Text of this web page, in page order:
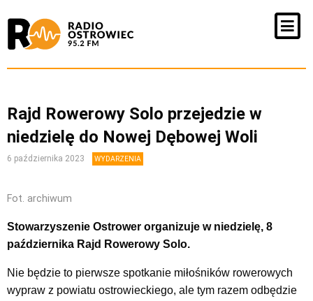
Rajd Rowerowy Solo przejedzie w
niedzielę do Nowej Dębowej Woli
6 października 2023 WYDARZENIA
Fot. archiwum
Stowarzyszenie Ostrower organizuje w niedzielę, 8
października Rajd Rowerowy Solo.
Nie będzie to pierwsze spotkanie miłośników rowerowych
wypraw z powiatu ostrowieckiego, ale tym razem odbędzie